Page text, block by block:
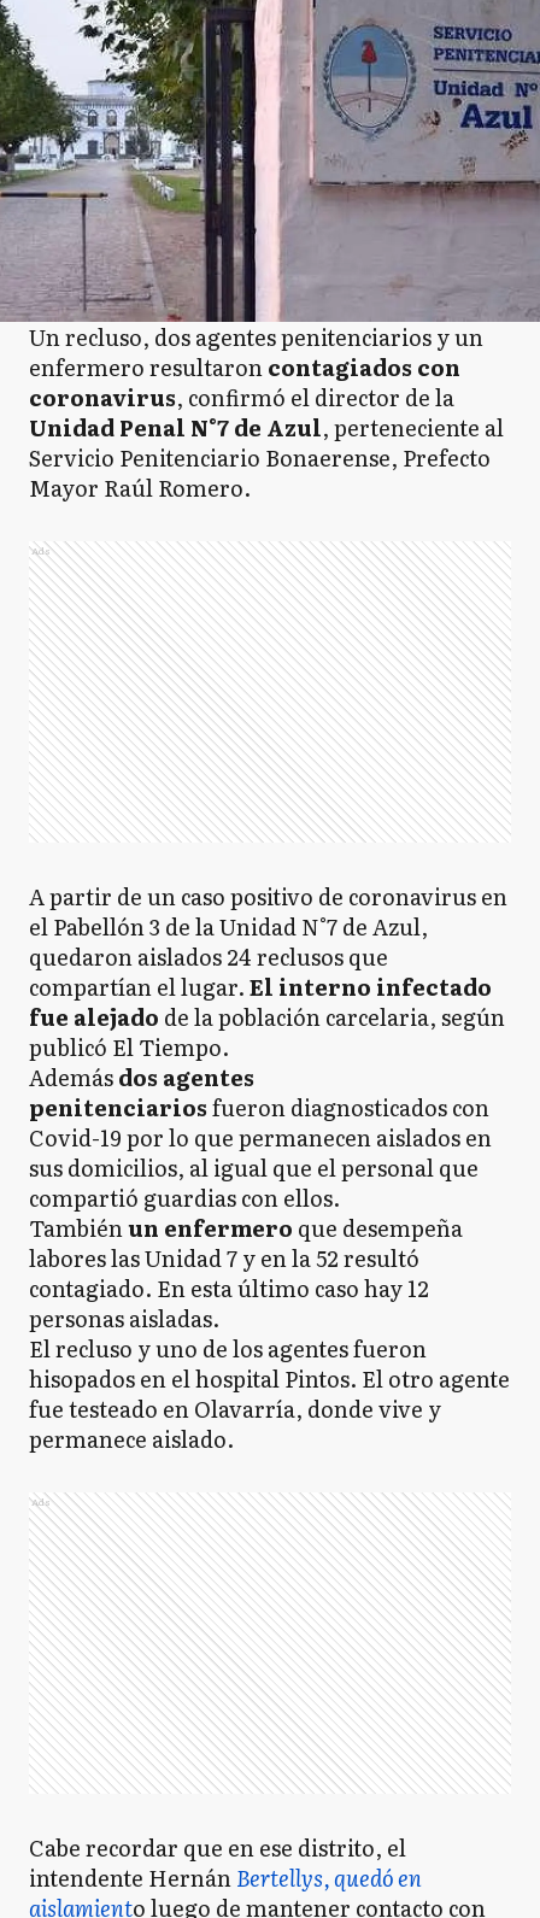
Un recluso, dos agentes penitenciarios y un
enfermero resultaroncontagiados con
coronavirus, confirmó el director de la
Unidad Penal N°7 de Azul, perteneciente al
Servicio Penitenciario Bonaerense, Prefecto
Mayor Raúl Romero.
Ads
A partir de un caso positivo de coronavirus en
el Pabellón 3 de la Unidad N°7 de Azul,
quedaron aislados 24 reclusos que
compartían el lugar.El interno infectado
fue alejado de la población carcelaria, según
publicó El Tiempo.
Ademásdos agentes
penitenciariosfueron diagnosticados con
Covid-19 por lo que permanecen aislados en
sus domicilios, al igual que el personal que
compartió guardias con ellos.
Tambiénun enfermero que desempeña
labores las Unidad 7 y en la 52 resultó
contagiado. En esta último caso hay 12
personas aisladas.
El recluso y uno de los agentes fueron
hisopados en el hospital Pintos. El otro agente
fue testeado en Olavarría, donde vive y
permanece aislado.
Ads
Cabe recordar que en ese distrito, el
intendente HernánBertellys, quedó en
aislamiento luego de mantener contacto con